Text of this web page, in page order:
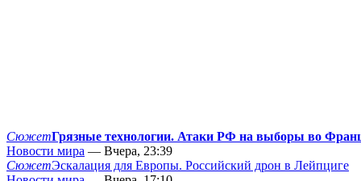
СюжетГрязные технологии. Атаки РФ на выборы во
Новости мира — Вчера, 23:39
СюжетЭскалация для Европы. Российский дрон в Лейпциге